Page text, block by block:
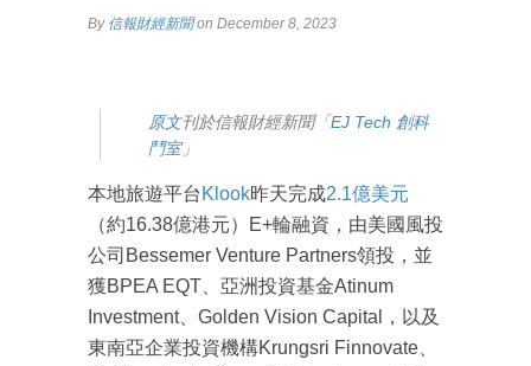
By 信報財經新聞on December 8, 2023
原文刊於信報財經新聞「EJ Tech 創科
鬥室」
本地旅遊平台 Klook昨天完成2.1億美元
（約16.38億港元）E+輪融資，由美國風投
公司Bessemer Venture Partners領投，並
獲BPEA EQT、亞洲投資基金Atinum
Investment、Golden Vision Capital，以及
東南亞企業投資機構Krungsri Finnovate、